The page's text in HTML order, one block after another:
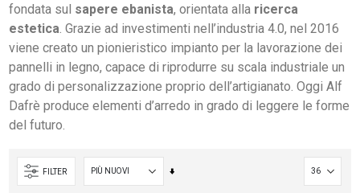
fondata sul sapere ebanista, orientata alla ricerca
estetica . Grazie ad investimenti nell’industria 4.0, nel 2016
viene creato un pionieristico impianto per la lavorazione dei
pannelli in legno, capace di riprodurre su scala industriale un
grado di personalizzazione proprio dell’artigianato. Oggi Alf
Dafrè produce elementi d’arredo in grado di leggere le forme
del futuro.
FILTER
Imposta